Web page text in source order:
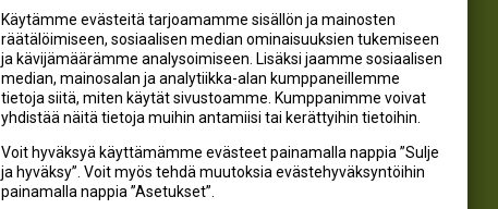
Käytämme evästeitä tarjoamamme sisällön ja mainosten
räätälöimiseen, sosiaalisen median ominaisuuksien tukemiseen
ja kävijämäärämme analysoimiseen. Lisäksi jaamme sosiaalisen
median, mainosalan ja analytiikka-alan kumppaneillemme
tietoja siitä, miten käytät sivustoamme. Kumppanimme voivat
yhdistää näitä tietoja muihin antamiisi tai kerättyihin tietoihin.
Voit hyväksyä käyttämämme evästeet painamalla nappia ”Sulje
ja hyväksy”. Voit myös tehdä muutoksia evästehyväksyntöihin
painamalla nappia ”Asetukset”.
@kivikangas_kalastus
@kivikangaskasvihuoneet
Kivikangas Oy